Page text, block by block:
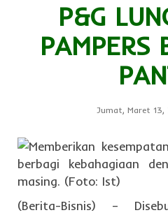
P&G
PAMPERS
Jumat, Maret 13,
(Berita-Bisnis) –